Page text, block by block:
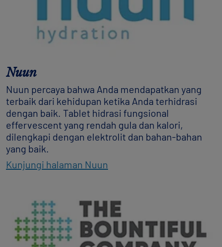
Nuun
Nuun percaya bahwa Anda mendapatkan yang
terbaik dari kehidupan ketika Anda terhidrasi
dengan baik. Tablet hidrasi fungsional
effervescent yang rendah gula dan kalori,
dilengkapi dengan elektrolit dan bahan-bahan
yang baik.
Kunjungi halaman Nuun